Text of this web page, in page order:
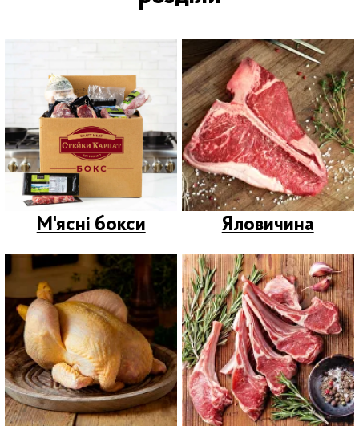
Вино
Ресторанам & ОПТ
Десерти
Новинки
Паштети &
Консервація